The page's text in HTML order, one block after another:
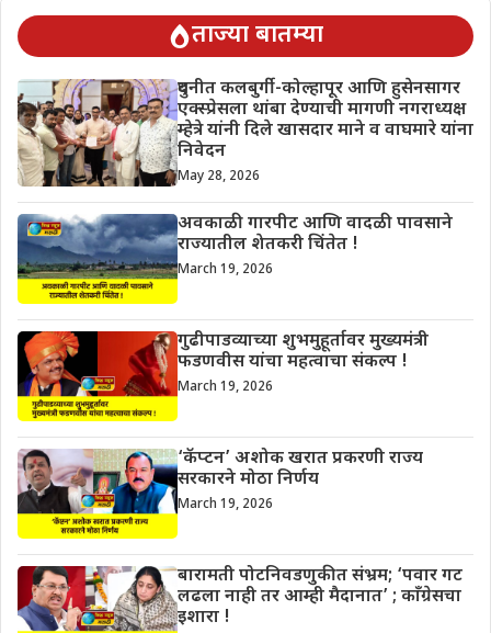
ताज्या बातम्या
दुधनीत कलबुर्गी-कोल्हापूर आणि हुसेनसागर
एक्स्प्रेसला थांबा देण्याची मागणी नगराध्यक्ष
म्हेत्रे यांनी दिले खासदार माने व वाघमारे यांना
निवेदन
May 28, 2026
अवकाळी गारपीट आणि वादळी पावसाने
राज्यातील शेतकरी चिंतेत !
March 19, 2026
गुढीपाडव्याच्या शुभमुहूर्तावर मुख्यमंत्री
फडणवीस यांचा महत्वाचा संकल्प !
March 19, 2026
‘कॅप्टन’ अशोक खरात प्रकरणी राज्य
सरकारने मोठा निर्णय
March 19, 2026
बारामती पोटनिवडणुकीत संभ्रम; ‘पवार गट
लढला नाही तर आम्ही मैदानात’ ; काँग्रेसचा
इशारा !